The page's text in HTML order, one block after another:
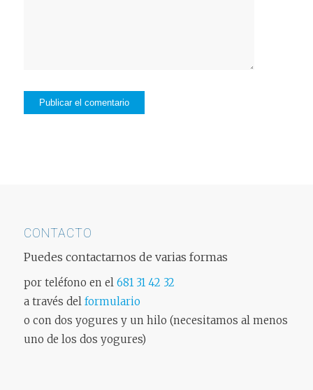
CONTACTO
Puedes contactarnos de varias formas
por teléfono en el 681 31 42 32
a través del formulario
o con dos yogures y un hilo (necesitamos al menos
uno de los dos yogures)